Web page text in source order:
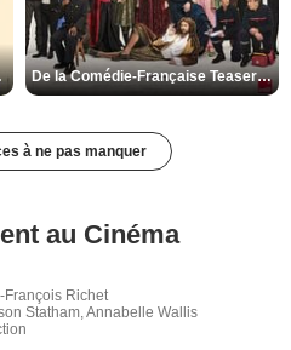
VF De la Comédie-Française Teaser VF
à ne pas manquer
au Cinéma
François Richet
Statham, Annabelle Wallis